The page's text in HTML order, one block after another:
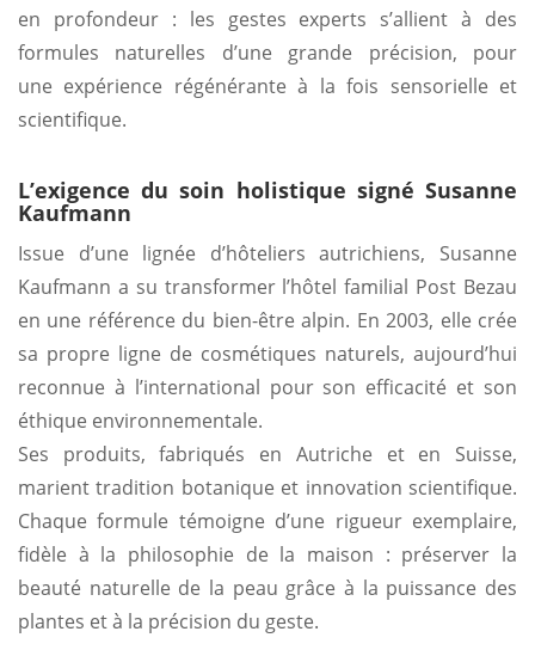
en profondeur : les gestes experts s’allient à des
formules naturelles d’une grande précision, pour
une expérience régénérante à la fois sensorielle et
scientifique.
L’exigence du soin holistique signé Susanne
Kaufmann
Issue d’une lignée d’hôteliers autrichiens, Susanne
Kaufmann a su transformer l’hôtel familial Post Bezau
en une référence du bien-être alpin. En 2003, elle crée
sa propre ligne de cosmétiques naturels, aujourd’hui
reconnue à l’international pour son efficacité et son
éthique environnementale.
Ses produits, fabriqués en Autriche et en Suisse,
marient tradition botanique et innovation scientifique.
Chaque formule témoigne d’une rigueur exemplaire,
fidèle à la philosophie de la maison : préserver la
beauté naturelle de la peau grâce à la puissance des
plantes et à la précision du geste.